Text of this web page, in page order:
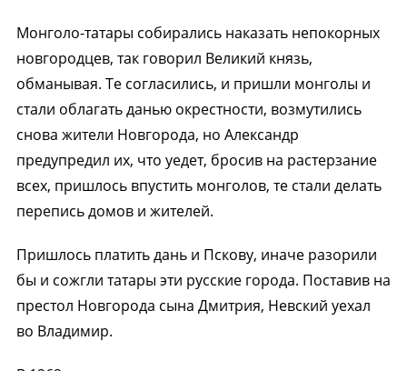
Монголо-татары собирались наказать непокорных
новгородцев, так говорил Великий князь,
обманывая. Те согласились, и пришли монголы и
стали облагать данью окрестности, возмутились
снова жители Новгорода, но Александр
предупредил их, что уедет, бросив на растерзание
всех, пришлось впустить монголов, те стали делать
перепись домов и жителей.
Пришлось платить дань и Пскову, иначе разорили
бы и сожгли татары эти русские города. Поставив на
престол Новгорода сына Дмитрия, Невский уехал
во Владимир.